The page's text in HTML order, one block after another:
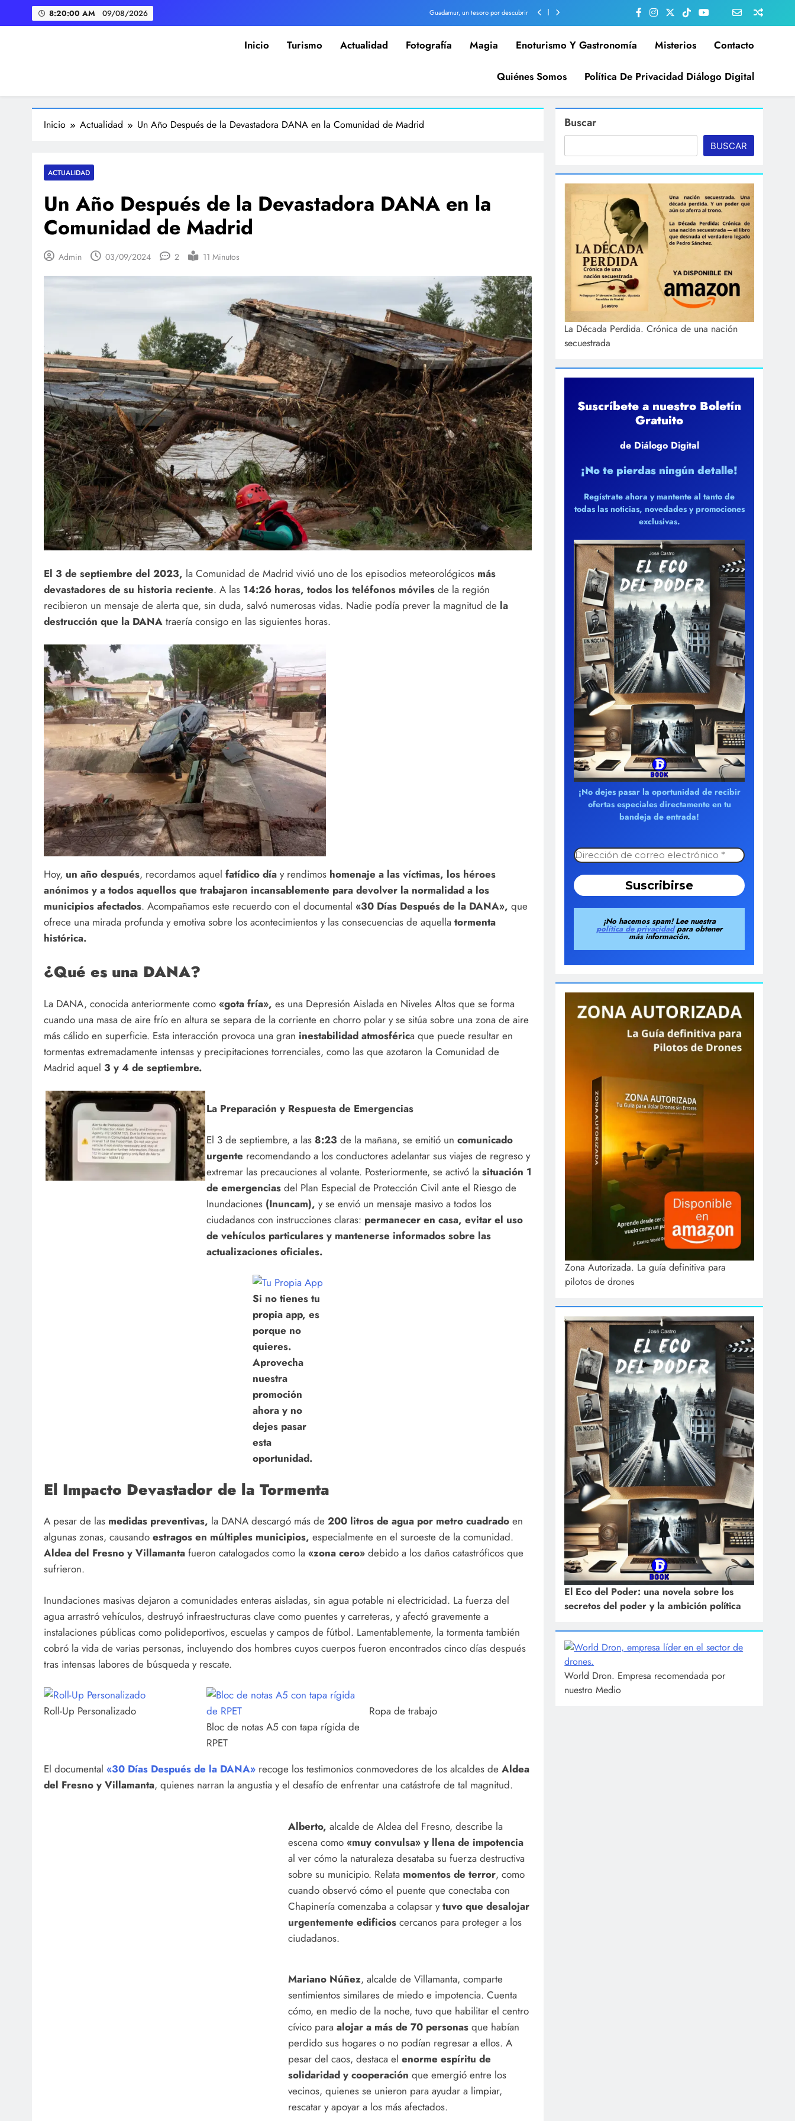
8:20:01 AM 09/08/2026 Guadamur, un tesoro por descubrir
Guadamur, un tesoro por descubrir
Inicio Turismo Actualidad Fotografía Magia Enoturismo Y Gastronomía Misterios Contacto
Quiénes Somos Política De Privacidad Diálogo Digital
Inicio Actualidad Un Año Después de la Devastadora DANA en la Comunidad de Madrid
ACTUALIDAD
Un Año Después de la Devastadora DANA en la
Comunidad de Madrid
Admin 03/09/2024 2 11 Minutos
El 3 de septiembre del 2023, la Comunidad de Madrid vivió uno de los episodios meteorológicos más
devastadores de su historia reciente. A las 14:26 horas, todos los teléfonos móviles de la región
recibieron un mensaje de alerta que, sin duda, salvó numerosas vidas. Nadie podía prever la magnitud de la
destrucción que la DANA traería consigo en las siguientes horas.
Hoy, un año después, recordamos aquel fatídico día y rendimos homenaje a las víctimas, los héroes
anónimos y a todos aquellos que trabajaron incansablemente para devolver la normalidad a los
municipios afectados. Acompañamos este recuerdo con el documental «30 Días Después de la DANA», que
ofrece una mirada profunda y emotiva sobre los acontecimientos y las consecuencias de aquella tormenta
histórica.
¿Qué es una DANA?
La DANA, conocida anteriormente como «gota fría», es una Depresión Aislada en Niveles Altos que se forma
cuando una masa de aire frío en altura se separa de la corriente en chorro polar y se sitúa sobre una zona de aire
más cálido en superficie. Esta interacción provoca una gran inestabilidad atmosférica que puede resultar en
tormentas extremadamente intensas y precipitaciones torrenciales, como las que azotaron la Comunidad de
Madrid aquel 3 y 4 de septiembre.
La Preparación y Respuesta de Emergencias
El 3 de septiembre, a las 8:23de la mañana, se emitió uncomunicado
urgente recomendando a los conductores adelantar sus viajes de regreso y
extremar las precauciones al volante. Posteriormente, se activó lasituación 1
de emergencias del Plan Especial de Protección Civil ante el Riesgo de
Inundaciones (Inuncam), y se envió un mensaje masivo a todos los
ciudadanos con instrucciones claras: permanecer en casa, evitar el uso
de vehículos particulares y mantenerse informados sobre las
actualizaciones oficiales.
Si no tienes tu
propia app, es
porque no
quieres.
Aprovecha
nuestra
promoción
ahora y no
dejes pasar
esta
oportunidad.
El Impacto Devastador de la Tormenta
A pesar de las medidas preventivas, la DANA descargó más de 200 litros de agua por metro cuadrado en
algunas zonas, causando estragos en múltiples municipios, especialmente en el suroeste de la comunidad.
Aldea del Fresno y Villamanta fueron catalogados como la «zona cero» debido a los daños catastróficos que
sufrieron.
Inundaciones masivas dejaron a comunidades enteras aisladas, sin agua potable ni electricidad. La fuerza del
agua arrastró vehículos, destruyó infraestructuras clave como puentes y carreteras, y afectó gravemente a
instalaciones públicas como polideportivos, escuelas y campos de fútbol. Lamentablemente, la tormenta también
cobró la vida de varias personas, incluyendo dos hombres cuyos cuerpos fueron encontrados cinco días después
tras intensas labores de búsqueda y rescate.
Roll-Up Personalizado
Bloc de notas A5 con tapa rígida de
RPET
Ropa de trabajo
El documental «30 Días Después de la DANA» recoge los testimonios conmovedores de los alcaldes de Aldea
del Fresno y Villamanta, quienes narran la angustia y el desafío de enfrentar una catástrofe de tal magnitud.
Alberto, alcalde de Aldea del Fresno, describe la
escena como «muy convulsa» y llena de impotencia
al ver cómo la naturaleza desataba su fuerza destructiva
sobre su municipio. Relata momentos de terror, como
cuando observó cómo el puente que conectaba con
Chapinería comenzaba a colapsar ytuvo que desalojar
urgentemente edificioscercanos para proteger a los
ciudadanos.
Mariano Núñez, alcalde de Villamanta, comparte
sentimientos similares de miedo e impotencia. Cuenta
cómo, en medio de la noche, tuvo que habilitar el centro
cívico para alojar a más de 70 personasque habían
perdido sus hogares o no podían regresar a ellos. A
pesar del caos, destaca el enorme espíritu de
solidaridad y cooperación que emergió entre los
vecinos, quienes se unieron para ayudar a limpiar,
rescatar y apoyar a los más afectados.
Buscar
BUSCAR
La Década Perdida. Crónica de una nación
secuestrada
Suscríbete a nuestro Boletín
Gratuito
de Diálogo Digital
¡No te pierdas ningún detalle!
Regístrate ahora y mantente al tanto de
todas las noticias, novedades y promociones
exclusivas.
¡No dejes pasar la oportunidad de recibir
ofertas especiales directamente en tu
bandeja de entrada!
¡No hacemos spam! Lee nuestra
política de privacidadpara obtener
más información.
Zona Autorizada. La guía definitiva para
pilotos de drones
El Eco del Poder: una novela sobre los
secretos del poder y la ambición política
World Dron. Empresa recomendada por
nuestro Medio